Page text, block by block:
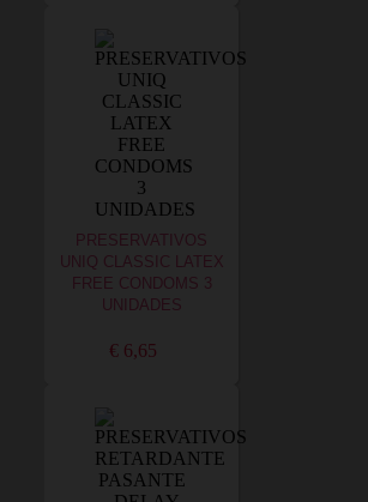
PRESERVATIVOS
UNIQ CLASSIC LATEX
FREE CONDOMS 3
UNIDADES
€ 6,65